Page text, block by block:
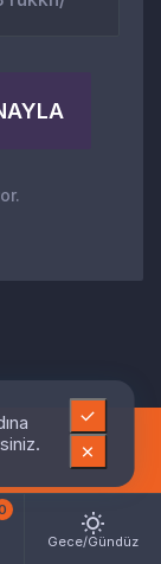
Gece/Gündüz